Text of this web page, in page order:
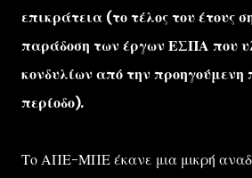
επικράτεια (το τέλος του έτους
παράδοση των έργων ΕΣΠΑ που
κονδυλίων από την
περίοδο).
Το ΑΠΕ-ΜΠΕ έκανε μια μικρή